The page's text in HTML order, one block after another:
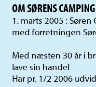
OM SØRENS CAMPING
1. marts 2005 :
med forretningen
Med næsten 30 år i
lave sin handel
Har pr. 1/2 2006